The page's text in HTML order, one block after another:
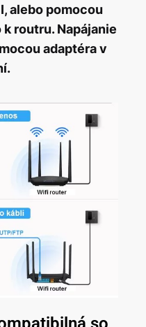
alebo pomocou
routru. Napájanie
adaptéra v